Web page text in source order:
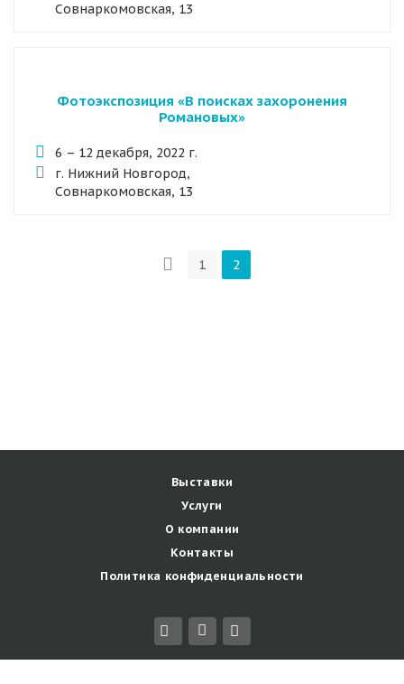
Совнаркомовская, 13
Фотоэкспозиция «В поисках захоронения
Романовых»
6 – 12 декабря, 2022 г.
г. Нижний Новгород,
Совнаркомовская, 13
1 2
Выставки
Услуги
О компании
Контакты
Политика конфиденциальности